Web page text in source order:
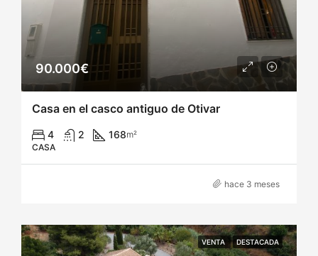
90.000€
Casa en el casco antiguo de Otivar
4 2 168m²
CASA
hace 3 meses
VENTA DESTACADA